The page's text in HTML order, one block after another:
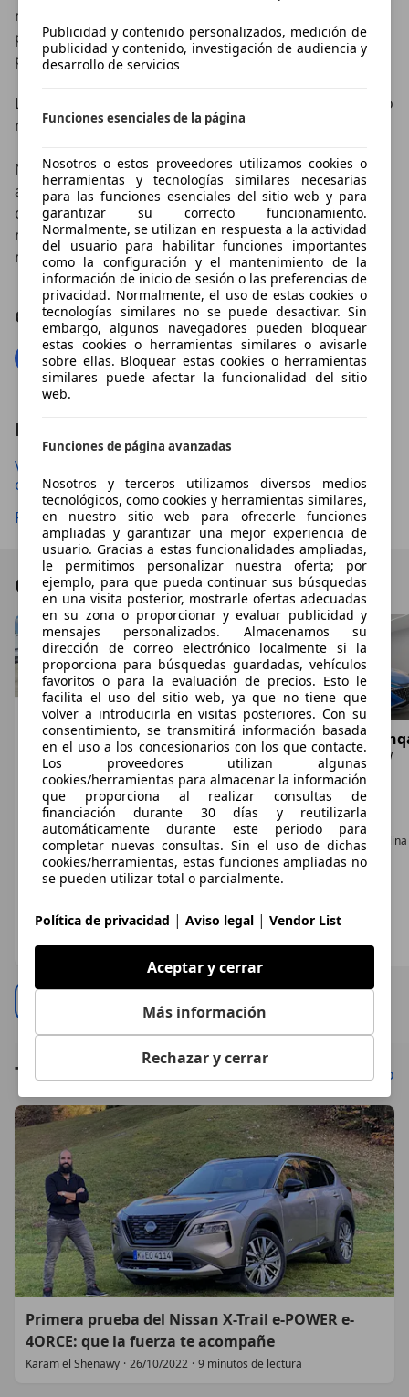
Publicidad y contenido personalizados, medición de
publicidad y contenido, investigación de audiencia y
desarrollo de servicios
Funciones esenciales de la página
Nosotros o estos proveedores utilizamos cookies o
herramientas y tecnologías similares necesarias
para las funciones esenciales del sitio web y para
garantizar su correcto funcionamiento.
Normalmente, se utilizan en respuesta a la actividad
del usuario para habilitar funciones importantes
como la configuración y el mantenimiento de la
información de inicio de sesión o las preferencias de
privacidad. Normalmente, el uso de estas cookies o
tecnologías similares no se puede desactivar. Sin
embargo, algunos navegadores pueden bloquear
estas cookies o herramientas similares o avisarle
sobre ellas. Bloquear estas cookies o herramientas
similares puede afectar la funcionalidad del sitio
web.
Funciones de página avanzadas
Nosotros y terceros utilizamos diversos medios
tecnológicos, como cookies y herramientas similares,
en nuestro sitio web para ofrecerle funciones
ampliadas y garantizar una mejor experiencia de
usuario. Gracias a estas funcionalidades ampliadas,
le permitimos personalizar nuestra oferta; por
ejemplo, para que pueda continuar sus búsquedas
en una visita posterior, mostrarle ofertas adecuadas
en su zona o proporcionar y evaluar publicidad y
mensajes personalizados. Almacenamos su
dirección de correo electrónico localmente si la
proporciona para búsquedas guardadas, vehículos
favoritos o para la evaluación de precios. Esto le
facilita el uso del sitio web, ya que no tiene que
volver a introducirla en visitas posteriores. Con su
consentimiento, se transmitirá información basada
en el uso a los concesionarios con los que contacte.
Los proveedores utilizan algunas
cookies/herramientas para almacenar la información
que proporciona al realizar consultas de
financiación durante 30 días y reutilizarla
automáticamente durante este periodo para
completar nuevas consultas. Sin el uso de dichas
cookies/herramientas, estas funciones ampliadas no
se pueden utilizar total o parcialmente.
Política de privacidad | Aviso legal | Vendor List
Aceptar y cerrar
Más información
Rechazar y cerrar
marchas permite además un engranaje diagonal
perfecto gracias a una nueva rejilla de guiado en la
palanca.
La caja es de 6 desarrollos en todos los modelos (tanto
manual como automática).
Nissan tiene previsto que la gama diésel del Xtrail
acapare el 93% del total en España. Además se espera
conseguir el mismo éxito que cosechó con el anterior
modelo, del que vendió 800.000 unidades en todo el
mundo y de las que 300.000 fueron sólo para Europa.
Compartir el artículo
Leer tambien
VÍDEO| Prueba del Nissan Qashqai e-Power: un nuevo
concepto de movilidad
Primer contacto con el Nissan Ariya e-4orce de 306 CV
Ofertas destacadas
Nissan Qashqai
Q+2 1.5dCi Tekna Premium 4x2 17´´
€ 4.999
05/2010
215.000 km
Diésel
5,2 l/100 km (mixto)
2 8
ES 28810
Nissan 370Z
Pack
€ 19.990
10/2009
107.000 km
Gasolina
10,5 l/100 km (mixto)
2,8
Nissan
e-POWER 140 kW
€ 22.520
11/2025
22.129 km
Electro/Gasolina
- (l/100 km)
Todos los artículos Ver todo
Primera prueba del Nissan X-Trail e-POWER e-
4ORCE: que la fuerza te acompañe
Karam el Shenawy · 26/10/2022 · 9 minutos de lectura